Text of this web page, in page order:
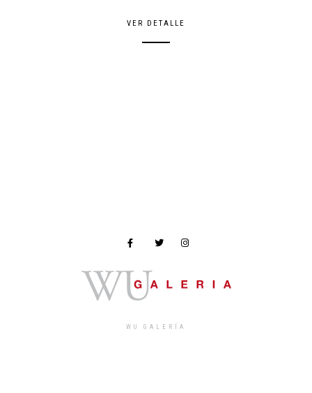
VER DETALLE
WU GALERÍA